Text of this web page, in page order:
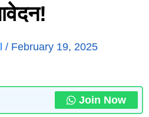
/ February 19, 2025
Join Now